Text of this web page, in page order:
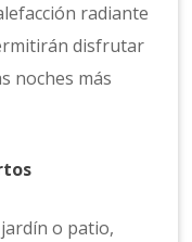
radiante
disfrutar
noches más
o patio,